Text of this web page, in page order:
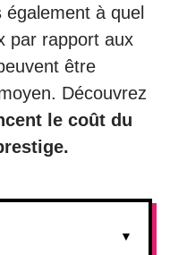
à quel
par rapport aux
être
Découvrez
le coût du